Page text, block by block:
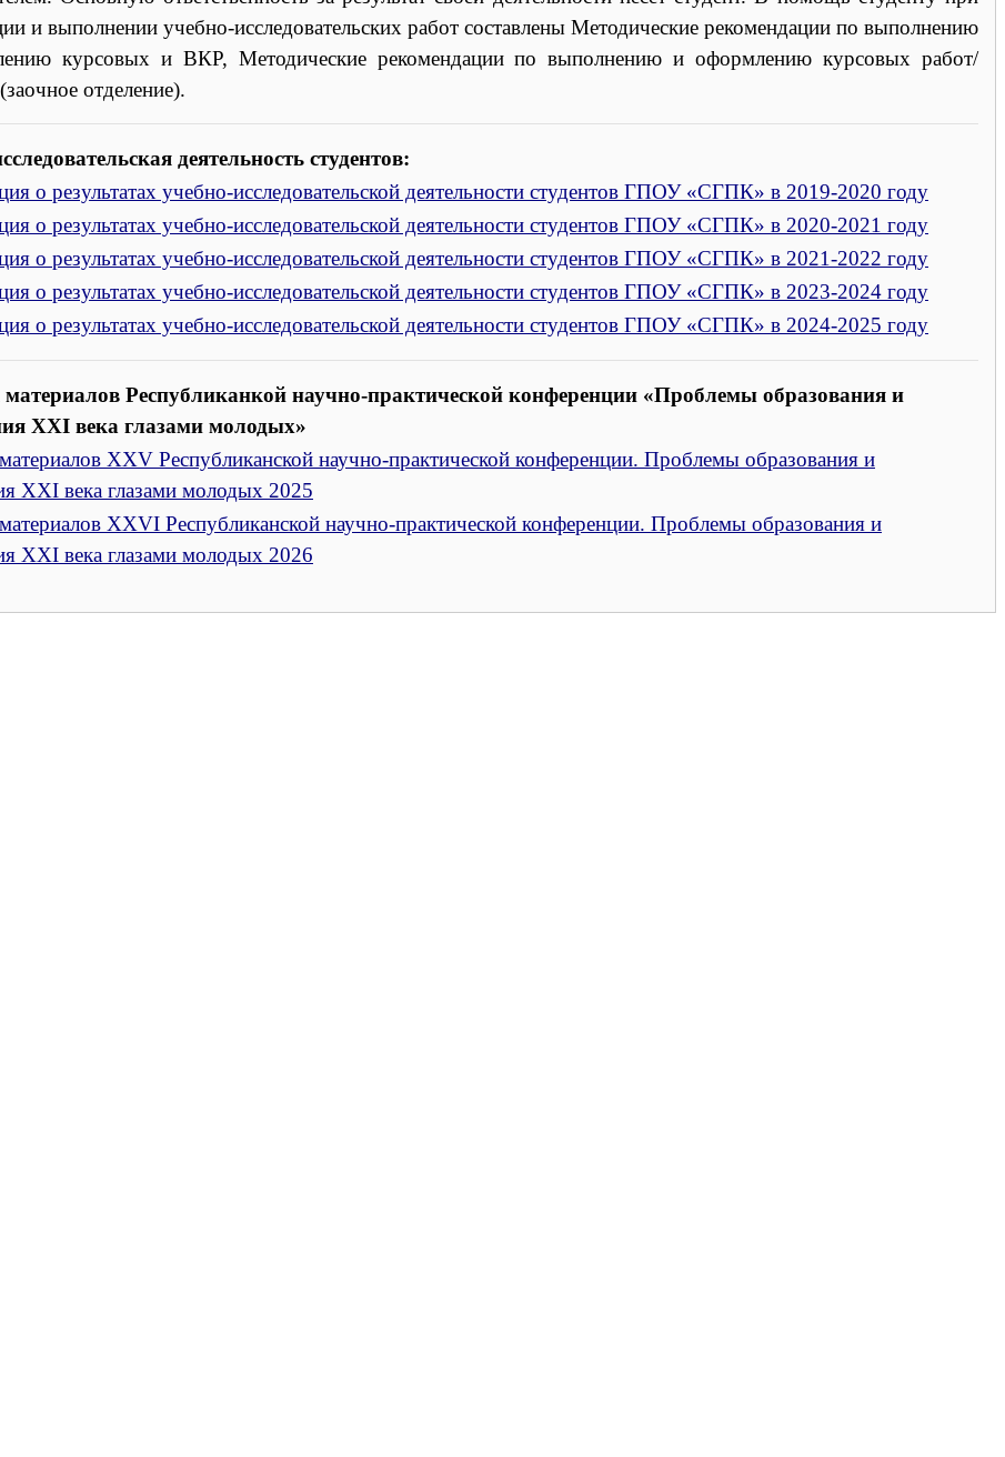
и выполнении учебно-исследовательских работ составлены Методические рекомендации по выполнению
курсовых и ВКР, Методические рекомендации по выполнению и оформлению курсовых работ/
отделение).
деятельность студентов:
о результатах учебно-исследовательской деятельности студентов ГПОУ «СГПК» в 2019-2020 году
о результатах учебно-исследовательской деятельности студентов ГПОУ «СГПК» в 2020-2021 году
о результатах учебно-исследовательской деятельности студентов ГПОУ «СГПК» в 2021-2022 году
о результатах учебно-исследовательской деятельности студентов ГПОУ «СГПК» в 2023-2024 году
о результатах учебно-исследовательской деятельности студентов ГПОУ «СГПК» в 2024-2025 году
Республиканкой научно-практической конференции «Проблемы образования и
XXI века глазами молодых»
XXV Республиканской научно-практической конференции. Проблемы образования и
XXI века глазами молодых 2025
XXVI Республиканской научно-практической конференции. Проблемы образования и
XXI века глазами молодых 2026